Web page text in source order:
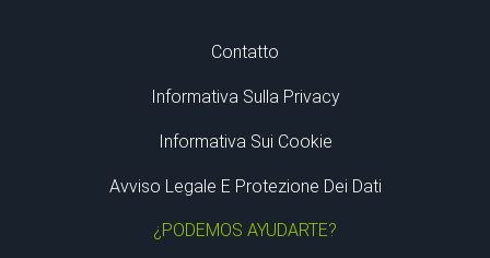
Contatto
Informativa Sulla Privacy
Informativa Sui Cookie
Avviso Legale E Protezione Dei Dati
¿PODEMOS AYUDARTE?